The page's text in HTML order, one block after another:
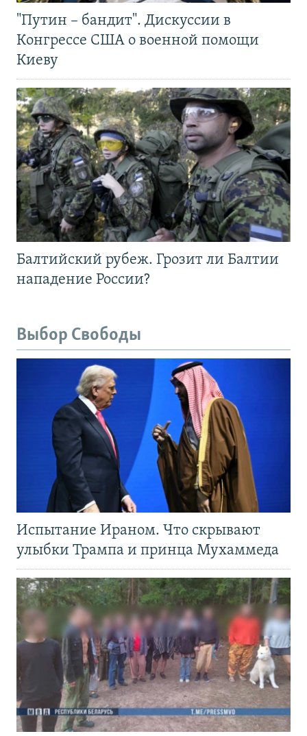
"Путин – бандит". Дискуссии в
Конгрессе США о военной помощи
Киеву
Балтийский рубеж. Грозит ли Балтии
нападение России?
Выбор Свободы
Испытание Ираном. Что скрывают
улыбки Трампа и принца Мухаммеда